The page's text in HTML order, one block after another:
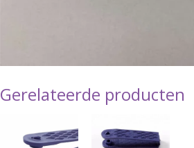
Gerelateerde producten